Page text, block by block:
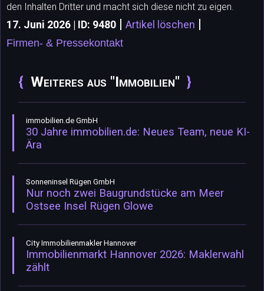
den Inhalten Dritter und macht sich diese nicht zu eigen.
17. Juni 2026 | ID: 9480 | Artikel löschen |
Firmen- & Pressekontakt
Weiteres aus "Immobilien"
immobilien.de GmbH
30 Jahre immobilien.de: Neues Team, neue KI-
Ära
Sonneninsel Rügen GmbH
Nur noch zwei Baugrundstücke am Meer
Ostsee Insel Rügen Glowe
City Immobilienmakler Hannover
Immobilienmarkt Hannover 2026: Maklerwahl
zählt